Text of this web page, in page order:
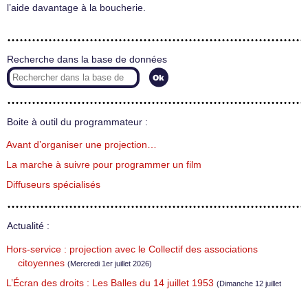
l’aide davantage à la boucherie.
Recherche dans la base de données
Boite à outil du programmateur :
Avant d’organiser une projection…
La marche à suivre pour programmer un film
Diffuseurs spécialisés
Actualité :
Hors-service : projection avec le Collectif des associations
citoyennes (Mercredi 1er juillet 2026)
L’Écran des droits : Les Balles du 14 juillet 1953 (Dimanche 12 juillet